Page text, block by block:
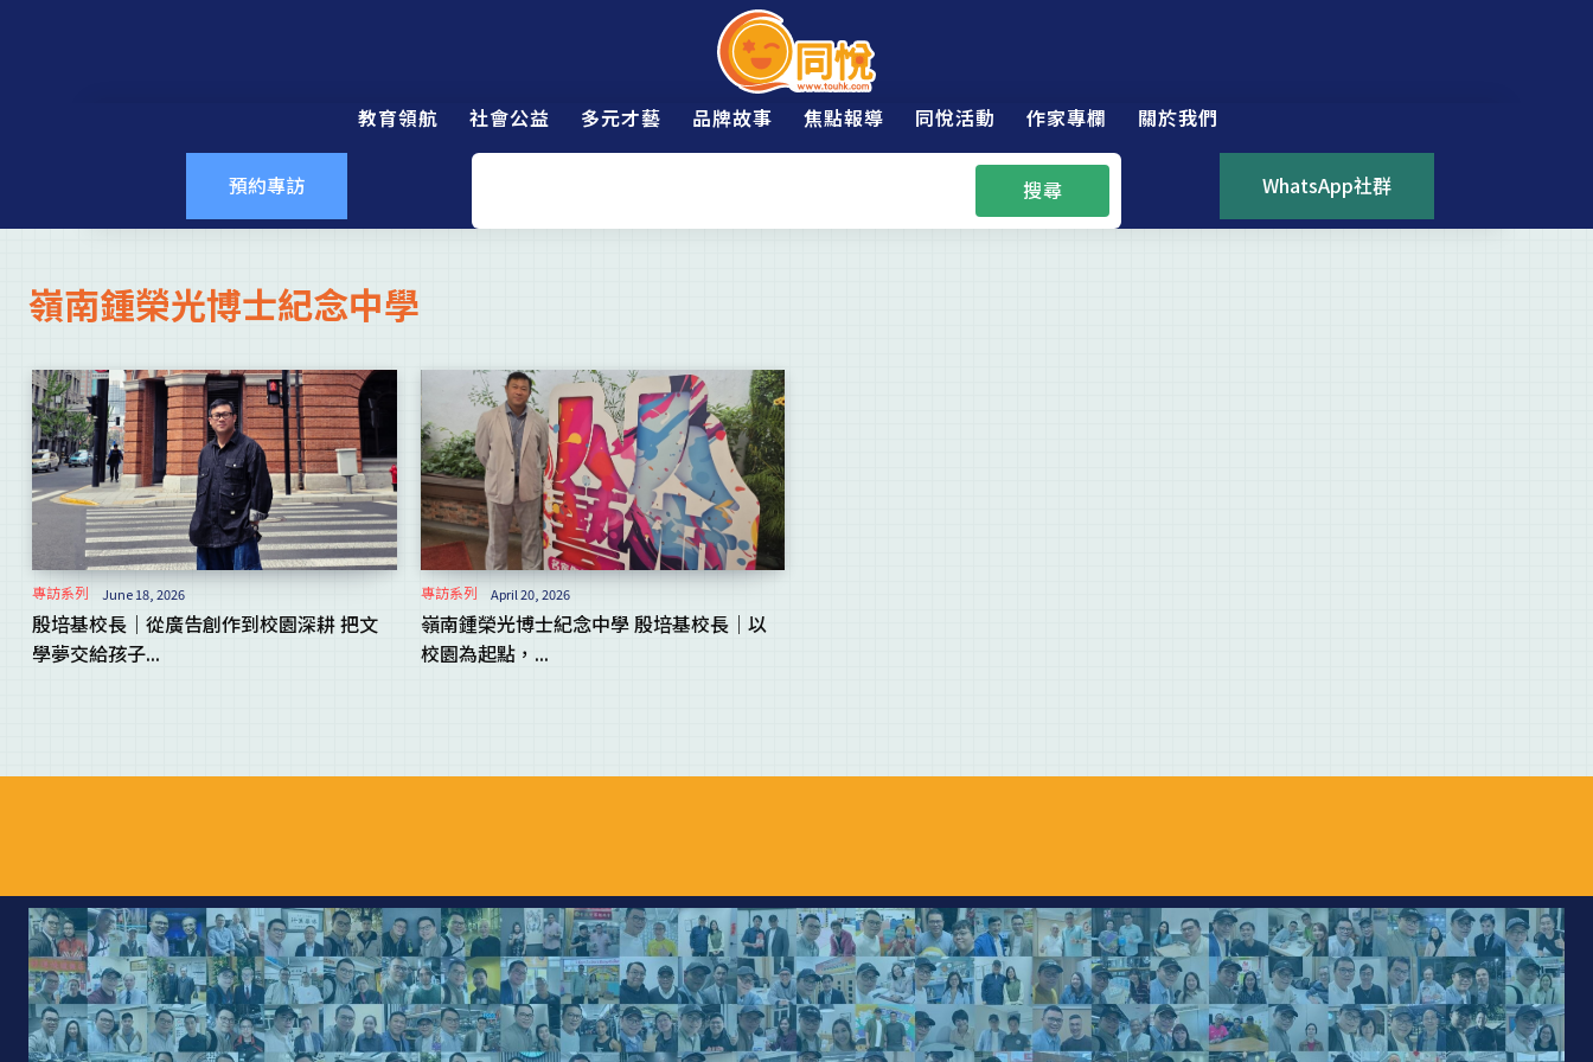
教育領航 社會公益 多元才藝 品牌故事 焦點報導 同悅活動 作家專欄 關於我們
預約專訪 搜尋 WhatsApp社群
嶺南鍾榮光博士紀念中學
專訪系列 June 18, 2026
殷培基校長｜從廣告創作到校園深耕 把文
學夢交給孩子...
專訪系列 April 20, 2026
嶺南鍾榮光博士紀念中學 殷培基校長｜以
校園為起點，...